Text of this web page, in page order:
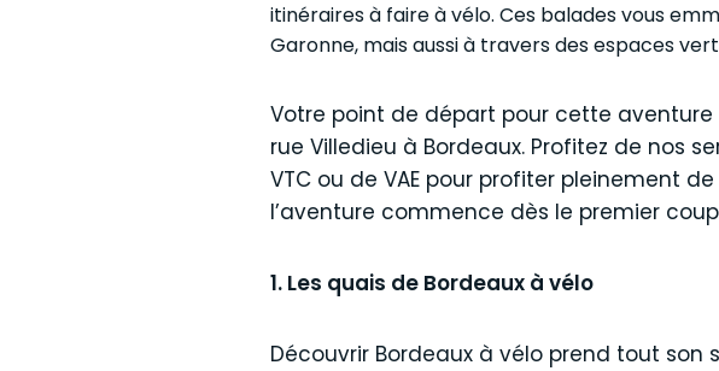
itinéraires à faire à vélo. Ces balades vous
Garonne, mais aussi à travers des espaces
Votre point de départ pour cette aventure
rue Villedieu à Bordeaux. Profitez de nos
VTC ou de VAE pour profiter pleinement
l’aventure commence dès le premier
1. Les quais de Bordeaux à vélo
Découvrir Bordeaux à vélo prend tout son